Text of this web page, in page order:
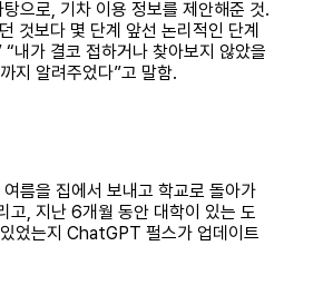
으로, 기차 이용 정보를 제안해준 것.
것보다 몇 단계 앞선 논리적인 단계
“내가 결코 접하거나 찾아보지 않았을
지 알려주었다”고 말함.
름을 집에서 보내고 학교로 돌아가
고, 지난 6개월 동안 대학이 있는 도
었는지 ChatGPT 펄스가 업데이트